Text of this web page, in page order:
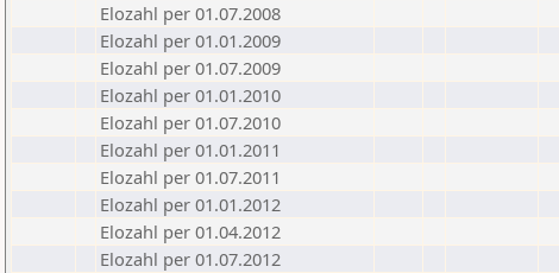
Elozahl per 01.07.2008
Elozahl per 01.01.2009
Elozahl per 01.07.2009
Elozahl per 01.01.2010
Elozahl per 01.07.2010
Elozahl per 01.01.2011
Elozahl per 01.07.2011
Elozahl per 01.01.2012
Elozahl per 01.04.2012
Elozahl per 01.07.2012